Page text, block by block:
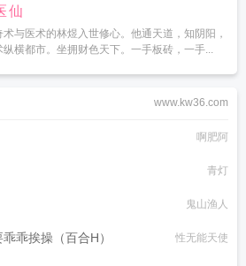
仙
与医术的林煜入世修心。他通天道，知阴阳，
纵横都市。坐拥财色天下。一手板砖，一手...
www.kw36.com
啊肥阿
青灯
鬼山渔人
乖挨操（百合H） 性无能天使